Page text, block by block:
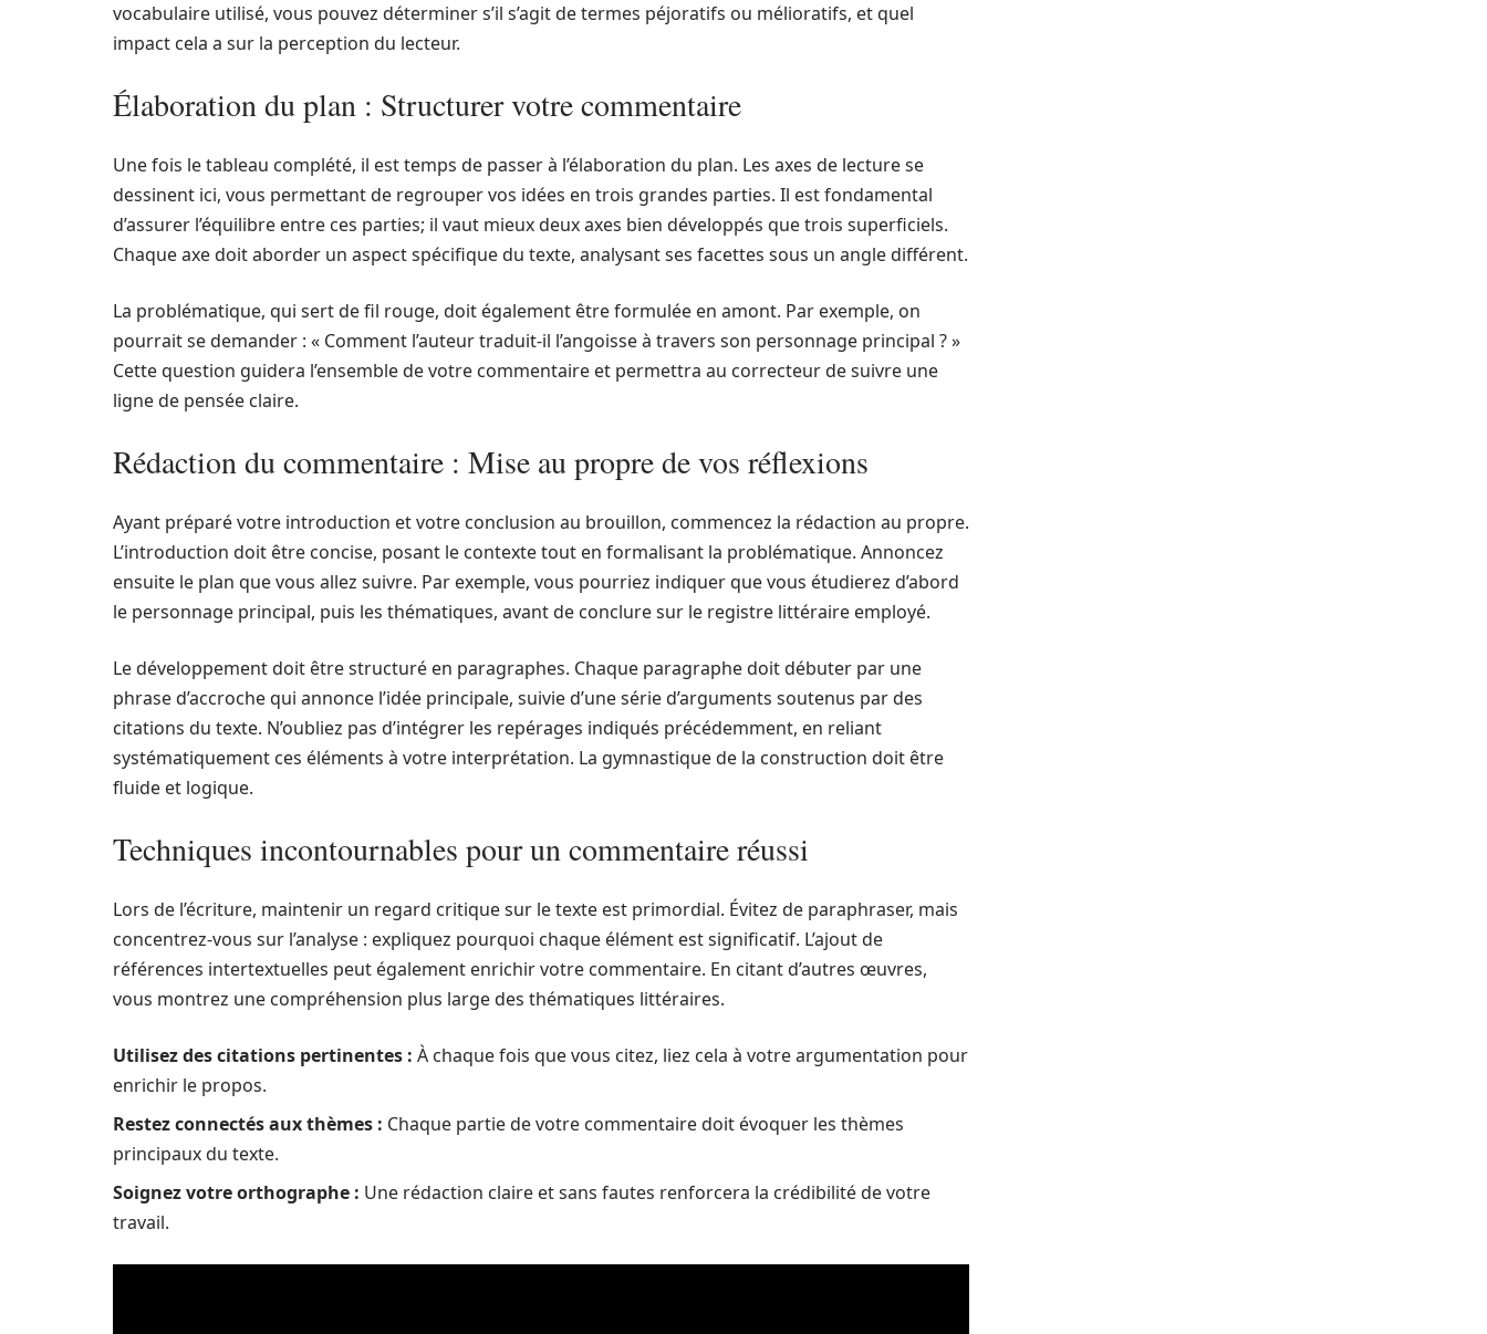
vocabulaire utilisé, vous pouvez déterminer s’il s’agit de termes péjoratifs ou mélioratifs, et quel
impact cela a sur la perception du lecteur.
Élaboration du plan : Structurer votre commentaire
Une fois le tableau complété, il est temps de passer à l’élaboration du plan. Les axes de lecture se
dessinent ici, vous permettant de regrouper vos idées en trois grandes parties. Il est fondamental
d’assurer l’équilibre entre ces parties; il vaut mieux deux axes bien développés que trois superficiels.
Chaque axe doit aborder un aspect spécifique du texte, analysant ses facettes sous un angle différent.
La problématique, qui sert de fil rouge, doit également être formulée en amont. Par exemple, on
pourrait se demander : « Comment l’auteur traduit-il l’angoisse à travers son personnage principal ? »
Cette question guidera l’ensemble de votre commentaire et permettra au correcteur de suivre une
ligne de pensée claire.
Rédaction du commentaire : Mise au propre de vos réflexions
Ayant préparé votre introduction et votre conclusion au brouillon, commencez la rédaction au propre.
L’introduction doit être concise, posant le contexte tout en formalisant la problématique. Annoncez
ensuite le plan que vous allez suivre. Par exemple, vous pourriez indiquer que vous étudierez d’abord
le personnage principal, puis les thématiques, avant de conclure sur le registre littéraire employé.
Le développement doit être structuré en paragraphes. Chaque paragraphe doit débuter par une
phrase d’accroche qui annonce l’idée principale, suivie d’une série d’arguments soutenus par des
citations du texte. N’oubliez pas d’intégrer les repérages indiqués précédemment, en reliant
systématiquement ces éléments à votre interprétation. La gymnastique de la construction doit être
fluide et logique.
Techniques incontournables pour un commentaire réussi
Lors de l’écriture, maintenir un regard critique sur le texte est primordial. Évitez de paraphraser, mais
concentrez-vous sur l’analyse : expliquez pourquoi chaque élément est significatif. L’ajout de
références intertextuelles peut également enrichir votre commentaire. En citant d’autres œuvres,
vous montrez une compréhension plus large des thématiques littéraires.
Utilisez des citations pertinentes : À chaque fois que vous citez, liez cela à votre argumentation pour
enrichir le propos.
Restez connectés aux thèmes : Chaque partie de votre commentaire doit évoquer les thèmes
principaux du texte.
Soignez votre orthographe : Une rédaction claire et sans fautes renforcera la crédibilité de votre
travail.